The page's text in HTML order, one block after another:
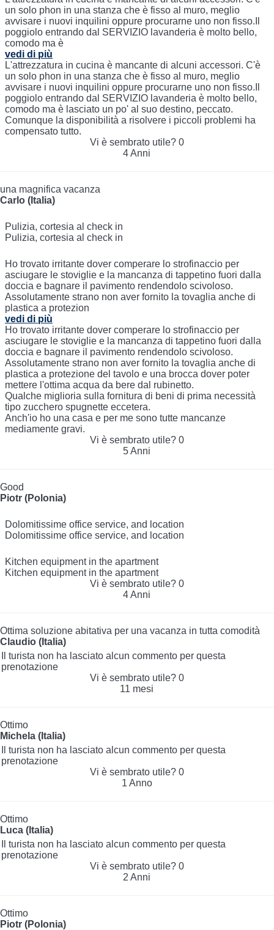
un solo phon in una stanza che è fisso al muro, meglio
avvisare i nuovi inquilini oppure procurarne uno non fisso.Il
poggiolo entrando dal SERVIZIO lavanderia è molto bello,
comodo ma è
vedi di più
L'attrezzatura in cucina è mancante di alcuni accessori. C'è
un solo phon in una stanza che è fisso al muro, meglio
avvisare i nuovi inquilini oppure procurarne uno non fisso.Il
poggiolo entrando dal SERVIZIO lavanderia è molto bello,
comodo ma è lasciato un po' al suo destino, peccato.
Comunque la disponibilità a risolvere i piccoli problemi ha
compensato tutto.
Vi è sembrato utile? 0
4 Anni
una magnifica vacanza
Carlo (Italia)
Pulizia, cortesia al check in
Pulizia, cortesia al check in
Ho trovato irritante dover comperare lo strofinaccio per
asciugare le stoviglie e la mancanza di tappetino fuori dalla
doccia e bagnare il pavimento rendendolo scivoloso.
Assolutamente strano non aver fornito la tovaglia anche di
plastica a protezion
vedi di più
Ho trovato irritante dover comperare lo strofinaccio per
asciugare le stoviglie e la mancanza di tappetino fuori dalla
doccia e bagnare il pavimento rendendolo scivoloso.
Assolutamente strano non aver fornito la tovaglia anche di
plastica a protezione del tavolo e una brocca dover poter
mettere l'ottima acqua da bere dal rubinetto.
Qualche miglioria sulla fornitura di beni di prima necessità
tipo zucchero spugnette eccetera.
Anch'io ho una casa e per me sono tutte mancanze
mediamente gravi.
Vi è sembrato utile? 0
5 Anni
Good
Piotr (Polonia)
Dolomitissime office service, and location
Dolomitissime office service, and location
Kitchen equipment in the apartment
Kitchen equipment in the apartment
Vi è sembrato utile? 0
4 Anni
Ottima soluzione abitativa per una vacanza in tutta comodità
Claudio (Italia)
Il turista non ha lasciato alcun commento per questa
prenotazione
Vi è sembrato utile? 0
11 mesi
Ottimo
Michela (Italia)
Il turista non ha lasciato alcun commento per questa
prenotazione
Vi è sembrato utile? 0
1 Anno
Ottimo
Luca (Italia)
Il turista non ha lasciato alcun commento per questa
prenotazione
Vi è sembrato utile? 0
2 Anni
Ottimo
Piotr (Polonia)